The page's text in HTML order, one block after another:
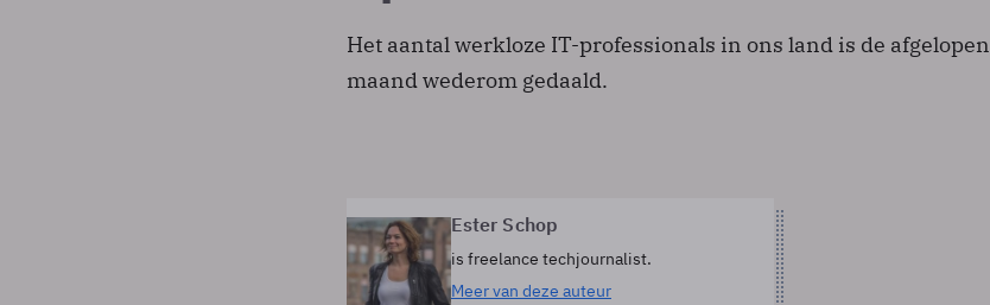
Het aantal werkloze IT-professionals in ons land is de afgelopen
maand wederom gedaald.
Ester Schop
is freelance techjournalist.
Meer van deze auteur